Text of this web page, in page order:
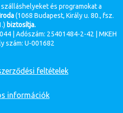
és programokat a
(1068 Budapest, Király u. 80., fsz.
biztosítja.
| Adószám: 25401484-2-42 | MKEH
szám: U-001682
feltételek
információk